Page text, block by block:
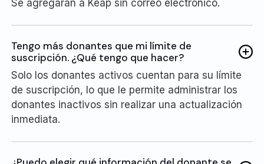
Se agregarán a Keap sin correo electrónico.
Tengo más donantes que mi límite de
suscripción. ¿Qué tengo que hacer?
Solo los donantes activos cuentan para su límite
de suscripción, lo que le permite administrar los
donantes inactivos sin realizar una actualización
inmediata.